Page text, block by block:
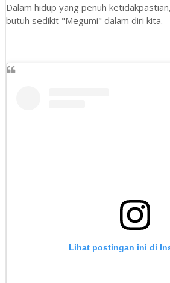
Dalam hidup yang penuh
butuh sedikit "Megumi" dalam diri kita.
Lihat postingan ini di